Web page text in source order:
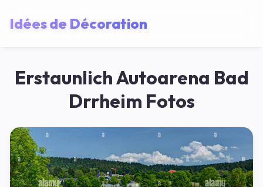
Idées de Décoration
Erstaunlich Autoarena Bad
Drrheim Fotos